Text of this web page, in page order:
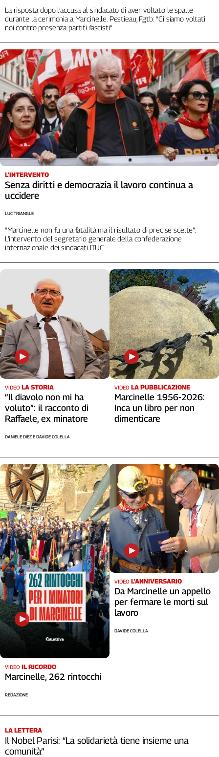
L'Italia
nel
Lavoro
Territori
Abruzzo-
Molise
Alto
Adige
Basilicata
Calabria
Campania
Emilia-
Friuli
Venezia
Giulia
Lombardia
Marche
Toscana
Trentino
Umbria
Valle
D'Aosta
Veneto
Archivio
Storico
1955-
2014
Contatti
La
redazione
Newsletter
Social
La risposta dopo l’accusa al sindacato di aver voltato le spalle
durante la cerimonia a Marcinelle. Pestieau, Fgtb: “Ci siamo voltati
noi contro presenza partiti fascisti”
L'INTERVENTO
Senza diritti e democrazia il lavoro continua a
uccidere
“Marcinelle non fu una fatalità ma il risultato di precise scelte”.
L’intervento del segretario generale della confederazione
internazionale dei sindacati ITUC
LUC TRIANGLE
VIDEO LA STORIA
“Il diavolo non mi ha
voluto”: il racconto di
Raffaele, ex minatore
DANIELE DIEZ E DAVIDE COLELLA
VIDEO LA PUBBLICAZIONE
Marcinelle 1956-2026:
Inca un libro per non
dimenticare
VIDEO IL RICORDO
Marcinelle, 262 rintocchi
REDAZIONE
VIDEO L'ANNIVERSARIO
Da Marcinelle un appello
per fermare le morti sul
lavoro
DAVIDE COLELLA
LA LETTERA
Il Nobel Parisi: “La solidarietà tiene insieme una
comunità”